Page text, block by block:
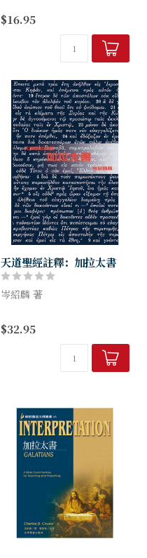
文正確地闡釋出來，並附研讀
指引，能幫助讀者將經文應用
在日常生活的實際問題上；
$16.95
天道聖經註釋：加拉太書
岑紹麟 著
我們身處的年代，眼看電子科
技的發展令通訊如斯快捷方
便，他還會寫信嗎？他會用哪
個通訊工具跟加拉太的信徒聯
$32.95